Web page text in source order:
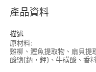
產品資料
描述
原材料:
雞柳、鰹魚提取物、扇貝提
酸鹽(鈉，鉀)、牛磺酸、香